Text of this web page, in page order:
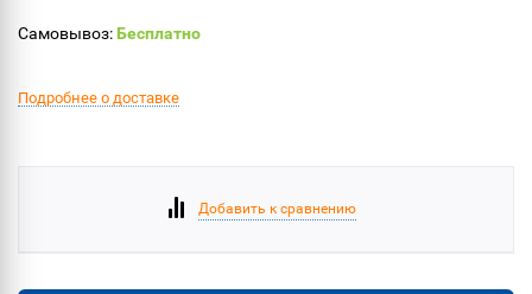
Самовывоз:Бесплатно
Подробнее о доставке
Добавить к сравнению